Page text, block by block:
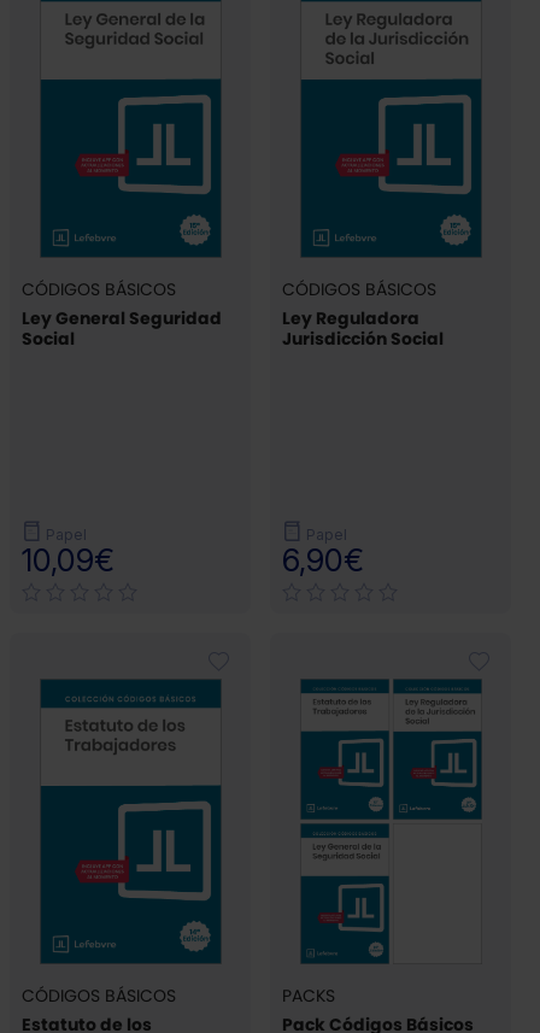
CÓDIGOS BÁSICOS
Ley General Seguridad
Social
Papel
10,09€
CÓDIGOS BÁSICOS
Ley Reguladora
Jurisdicción Social
Papel
6,90€
CÓDIGOS BÁSICOS
Estatuto de los
PACKS
Pack Códigos Básicos